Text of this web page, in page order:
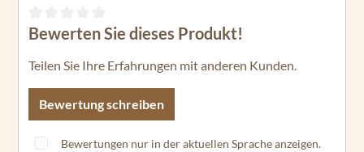
Durchschnittliche Bewertung von 0 von 5 Sternen
Bewerten Sie dieses Produkt!
Teilen Sie Ihre Erfahrungen mit anderen Kunden.
Bewertung schreiben
Bewertungen nur in der aktuellen Sprache anzeigen.